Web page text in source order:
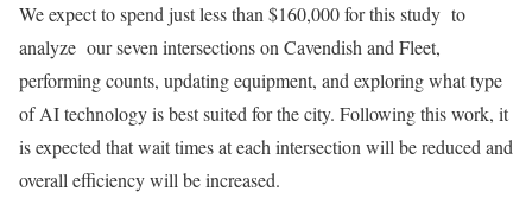
We expect to spend just less than $160,000 for this study to
analyze our seven intersections on Cavendish and Fleet,
performing counts, updating equipment, and exploring what type
of AI technology is best suited for the city. Following this work, it
is expected that wait times at each intersection will be reduced and
overall efficiency will be increased.